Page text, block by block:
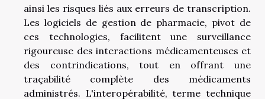
ainsi les risques liés aux erreurs de transcription.
Les logiciels de gestion de pharmacie, pivot de
ces technologies, facilitent une surveillance
rigoureuse des interactions médicamenteuses et
des contrindications, tout en offrant une
traçabilité complète des médicaments
administrés. L'interopérabilité, terme technique